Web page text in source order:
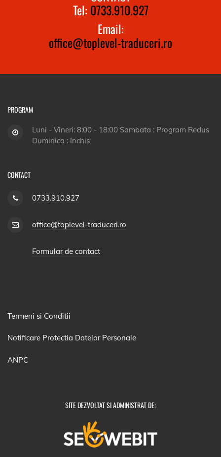
Tel: 0733.910.927
Email:
office@toplevel-traduceri.ro
PROGRAM
Luni - Vineri: 8:00 - 18:00 Sambata : Program Redus
Duminica : Inchis
CONTACT
0733.910.927
office@toplevel-traduceri.ro
Formular de contact
Termeni si Conditii
Notificare Protectia Datelor Personale
ANPC
SITE DEZVOLTAT SI ADMINISTRAT DE: